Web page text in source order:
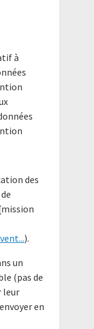
à
des
).
un
(pas de
leur
en